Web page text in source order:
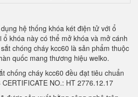
hệ thống khóa két điện tử với ổ
khóa này có thể mở khóa và mở cánh
chóng cháy kcc60 là sản phẩm thuộc
quốc mang thương hiệu welko.
chống cháy kcc60 đều đạt tiêu chuẩn
NO.: HT 2776.12.17